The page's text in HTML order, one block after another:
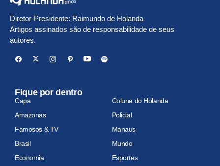
Diretor-Presidente: Raimundo de Holanda
Artigos assinados são de responsabilidade de seus
autores.
Fique por dentro
Capa
Coluna do Holanda
Amazonas
Policial
Famosos & TV
Manaus
Brasil
Mundo
Economia
Esportes